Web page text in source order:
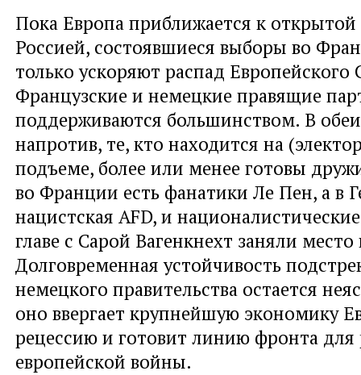
Пока Европа приближается к открытой
Россией, состоявшиеся выборы во
только ускоряют распад Европейского
Французские и немецкие правящие
поддерживаются большинством. В
напротив, те, кто находится на
подъеме, более или менее готовы
во Франции есть фанатики Ле Пен, а в
нацистская AFD, и
главе с Сарой Вагенкнехт заняли место
Долговременная устойчивость
немецкого правительства остается
оно ввергает крупнейшую экономику
рецессию и готовит линию фронта для
европейской войны.